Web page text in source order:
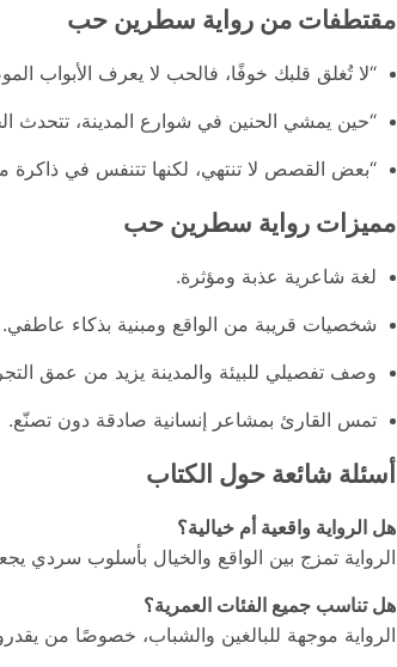
مقتطفات من رواية سطرين حب
“لا تُغلق قلبك خوفًا، فالحب لا يعرف الأبواب
“حين يمشي الحنين في شوارع المدينة، تتحدث
“بعض القصص لا تنتهي، لكنها تتنفس في ذاكرة
مميزات رواية سطرين حب
لغة شاعرية عذبة ومؤثرة.
شخصيات قريبة من الواقع ومبنية بذكاء عاطفي.
وصف تفصيلي للبيئة والمدينة يزيد من عمق
تمس القارئ بمشاعر إنسانية صادقة دون تصنّع.
أسئلة شائعة حول الكتاب
هل الرواية واقعية أم خيالية؟
الرواية تمزج بين الواقع والخيال بأسلوب سردي
هل تناسب جميع الفئات العمرية؟
الرواية موجهة للبالغين والشباب، خصوصًا من